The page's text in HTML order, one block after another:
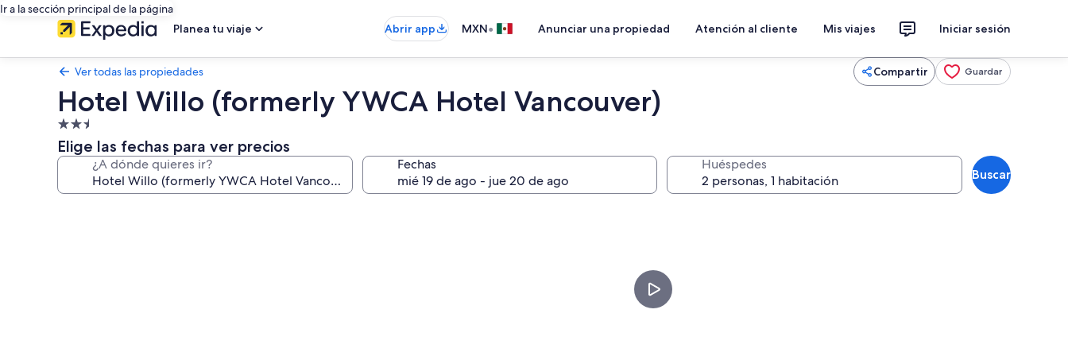
Ir a la sección principal de la página
Planea tu viaje
Abrir app MXN• Anunciar una propiedad Atención al cliente Mis viajes Iniciar sesión
Ver todas las propiedades Compartir Guardar
Hotel Willo (formerly YWCA Hotel Vancouver)
Propiedad
de
2.5
estrellas
Elige las fechas para ver precios
¿A dónde quieres ir? Fechas Huéspedes
Buscar